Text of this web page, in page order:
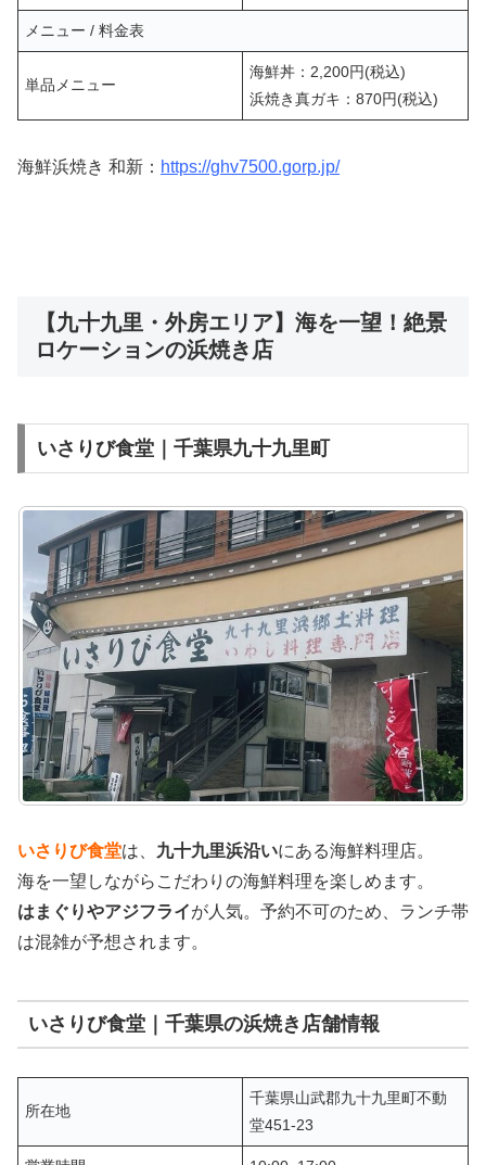
メニュー / 料金表
単品メニュー
海鮮丼：2,200円(税込)
浜焼き真ガキ：870円(税込)
海鮮浜焼き 和新： https://ghv7500.gorp.jp/
【九十九里・外房エリア】海を一望！絶景
ロケーションの浜焼き店
いさりび食堂｜千葉県九十九里町
いさりび食堂は、 九十九里浜沿いにある海鮮料理店。
海を一望しながらこだわりの海鮮料理を楽しめます。
はまぐりやアジフライが人気。予約不可のため、ランチ帯
は混雑が予想されます。
いさりび食堂｜千葉県の浜焼き店舗情報
所在地
千葉県山武郡九十九里町不動
堂451-23